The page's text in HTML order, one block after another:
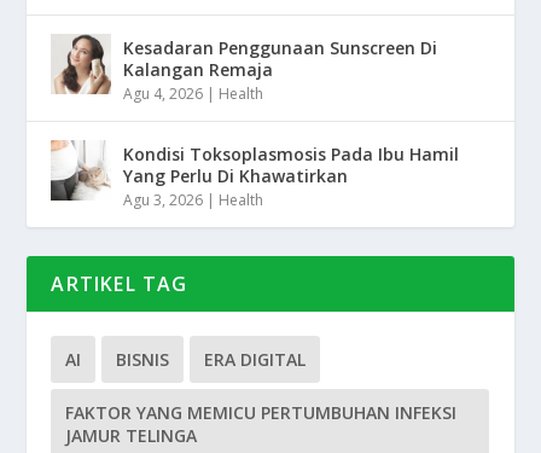
Kesadaran Penggunaan Sunscreen Di
Kalangan Remaja
Agu 4, 2026 | Health
Kondisi Toksoplasmosis Pada Ibu Hamil
Yang Perlu Di Khawatirkan
Agu 3, 2026 | Health
ARTIKEL TAG
AI BISNIS ERA DIGITAL
FAKTOR YANG MEMICU PERTUMBUHAN INFEKSI
JAMUR TELINGA